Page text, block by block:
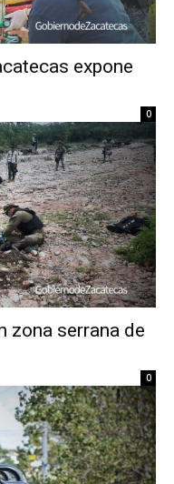
expone
0
zona serrana de
0